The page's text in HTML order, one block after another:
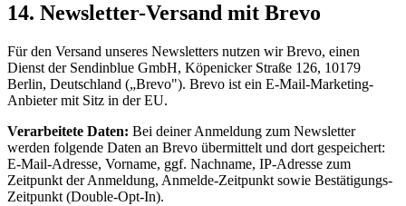
14. Newsletter-Versand mit Brevo
Für den Versand unseres Newsletters nutzen wir Brevo, einen
Dienst der Sendinblue GmbH, Köpenicker Straße 126, 10179
Berlin, Deutschland („Brevo"). Brevo ist ein E-Mail-Marketing-
Anbieter mit Sitz in der EU.
Verarbeitete Daten: Bei deiner Anmeldung zum Newsletter
werden folgende Daten an Brevo übermittelt und dort gespeichert:
E-Mail-Adresse, Vorname, ggf. Nachname, IP-Adresse zum
Zeitpunkt der Anmeldung, Anmelde-Zeitpunkt sowie Bestätigungs-
Zeitpunkt (Double-Opt-In).